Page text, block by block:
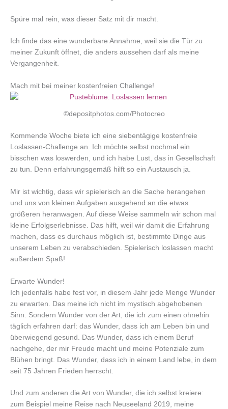
Spüre mal rein, was dieser Satz mit dir macht.
Ich finde das eine wunderbare Annahme, weil sie die Tür zu
meiner Zukunft öffnet, die anders aussehen darf als meine
Vergangenheit.
Mach mit bei meiner kostenfreien Challenge!
©depositphotos.com/Photocreo
Kommende Woche biete ich eine siebentägige kostenfreie
Loslassen-Challenge an. Ich möchte selbst nochmal ein
bisschen was loswerden, und ich habe Lust, das in Gesellschaft
zu tun. Denn erfahrungsgemäß hilft so ein Austausch ja.
Mir ist wichtig, dass wir spielerisch an die Sache herangehen
und uns von kleinen Aufgaben ausgehend an die etwas
größeren heranwagen. Auf diese Weise sammeln wir schon mal
kleine Erfolgserlebnisse. Das hilft, weil wir damit die Erfahrung
machen, dass es durchaus möglich ist, bestimmte Dinge aus
unserem Leben zu verabschieden. Spielerisch loslassen macht
außerdem Spaß!
Erwarte Wunder!
Ich jedenfalls habe fest vor, in diesem Jahr jede Menge Wunder
zu erwarten. Das meine ich nicht im mystisch abgehobenen
Sinn. Sondern Wunder von der Art, die ich zum einen ohnehin
täglich erfahren darf: das Wunder, dass ich am Leben bin und
überwiegend gesund. Das Wunder, dass ich einem Beruf
nachgehe, der mir Freude macht und meine Potenziale zum
Blühen bringt. Das Wunder, dass ich in einem Land lebe, in dem
seit 75 Jahren Frieden herrscht.
Und zum anderen die Art von Wunder, die ich selbst kreiere:
zum Beispiel meine Reise nach Neuseeland 2019, meine